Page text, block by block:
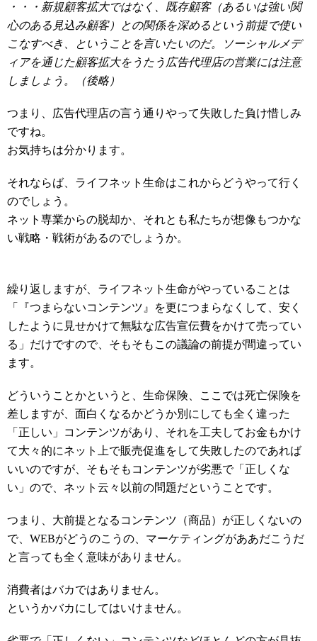
・・・新規顧客拡大ではなく、既存顧客（あるいは強い関
心のある見込み顧客）との関係を深めるという前提で使い
こなすべき、ということを言いたいのだ。ソーシャルメデ
ィアを通じた顧客拡大をうたう広告代理店の営業には注意
しましょう。（後略）
つまり、広告代理店の言う通りやって失敗した負け惜しみ
ですね。
お気持ちは分かります。
それならば、ライフネット生命はこれからどうやって行く
のでしょう。
ネット専業からの脱却か、それとも私たちが想像もつかな
い戦略・戦術があるのでしょうか。
繰り返しますが、ライフネット生命がやっていることは
「『つまらないコンテンツ』を更につまらなくして、安く
したように見せかけて無駄な広告宣伝費をかけて売ってい
る」だけですので、そもそもこの議論の前提が間違ってい
ます。
どういうことかというと、生命保険、ここでは死亡保険を
差しますが、面白くなるかどうか別にしても全く違った
「正しい」コンテンツがあり、それを工夫してお金もかけ
て大々的にネット上で販売促進をして失敗したのであれば
いいのですが、そもそもコンテンツが劣悪で「正しくな
い」ので、ネット云々以前の問題だということです。
つまり、大前提となるコンテンツ（商品）が正しくないの
で、WEBがどうのこうの、マーケティングがああだこうだ
と言っても全く意味がありません。
消費者はバカではありません。
というかバカにしてはいけません。